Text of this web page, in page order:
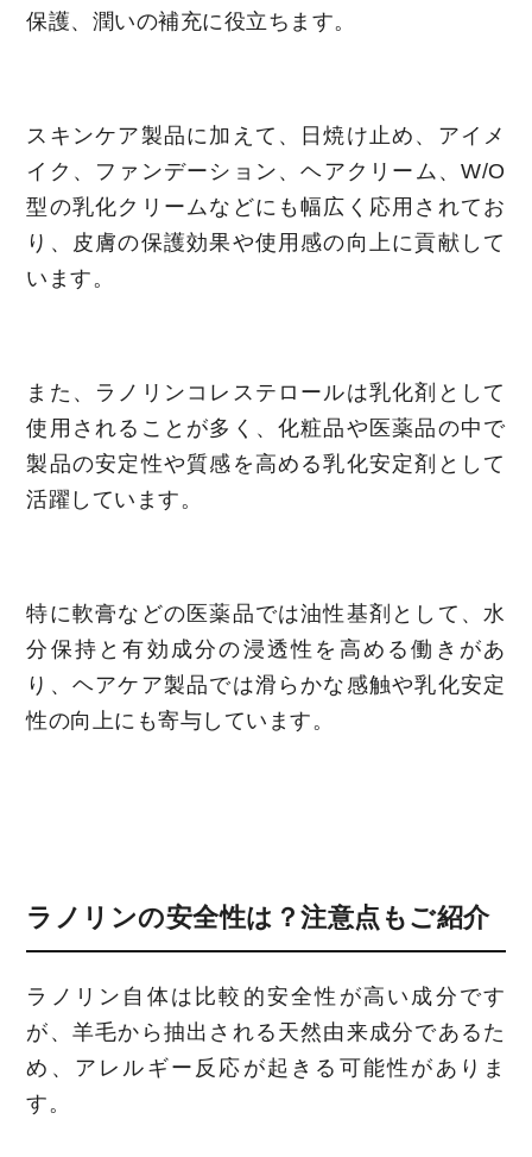
保護、潤いの補充に役立ちます。
スキンケア製品に加えて、日焼け止め、アイメ
イク、ファンデーション、ヘアクリーム、W/O
型の乳化クリームなどにも幅広く応用されてお
り、皮膚の保護効果や使用感の向上に貢献して
います。
また、ラノリンコレステロールは乳化剤として
使用されることが多く、化粧品や医薬品の中で
製品の安定性や質感を高める乳化安定剤として
活躍しています。
特に軟膏などの医薬品では油性基剤として、水
分保持と有効成分の浸透性を高める働きがあ
り、ヘアケア製品では滑らかな感触や乳化安定
性の向上にも寄与しています。
ラノリンの安全性は？注意点もご紹介
ラノリン自体は比較的安全性が高い成分です
が、羊毛から抽出される天然由来成分であるた
め、アレルギー反応が起きる可能性がありま
す。